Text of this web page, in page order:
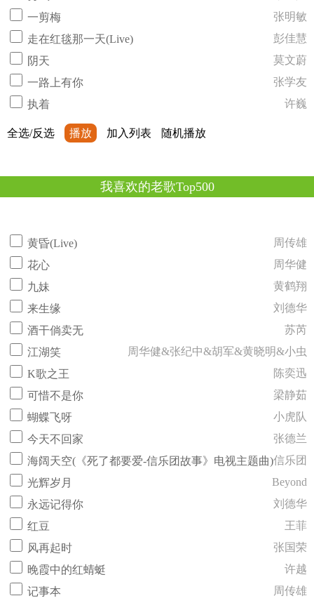
一剪梅
张明敏
走在红毯那一天(Live)
彭佳慧
阴天
莫文蔚
一路上有你
张学友
执着
许巍
全选/反选 播放 加入列表 随机播放
我喜欢的老歌Top500
黄昏(Live)
周传雄
花心
周华健
九妹
黄鹤翔
来生缘
刘德华
酒干倘卖无
苏芮
江湖笑
周华健&张纪中&胡军&黄晓明&小虫
K歌之王
陈奕迅
可惜不是你
梁静茹
蝴蝶飞呀
小虎队
今天不回家
张德兰
海阔天空(《死了都要爱-信乐团故事》电视主题曲)信乐团
光辉岁月
Beyond
永远记得你
刘德华
红豆
王菲
风再起时
张国荣
晚霞中的红蜻蜓
许越
记事本
周传雄